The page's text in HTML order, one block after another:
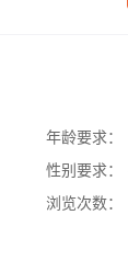
年龄要求：
性别要求：
浏览次数：